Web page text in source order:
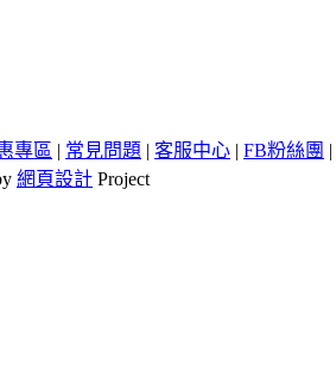
專區 | 常見問題 | 客服中心 | FB粉絲團 |
網頁設計 Project